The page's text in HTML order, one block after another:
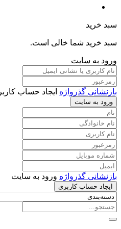
سبد خرید
سبد خرید شما خالی است.
ورود به سایت
بازنشانی گذرواژه ایجاد حساب
ورود به سایت
بازنشانی گذرواژه ورود به سایت
ایجاد حساب کاربری